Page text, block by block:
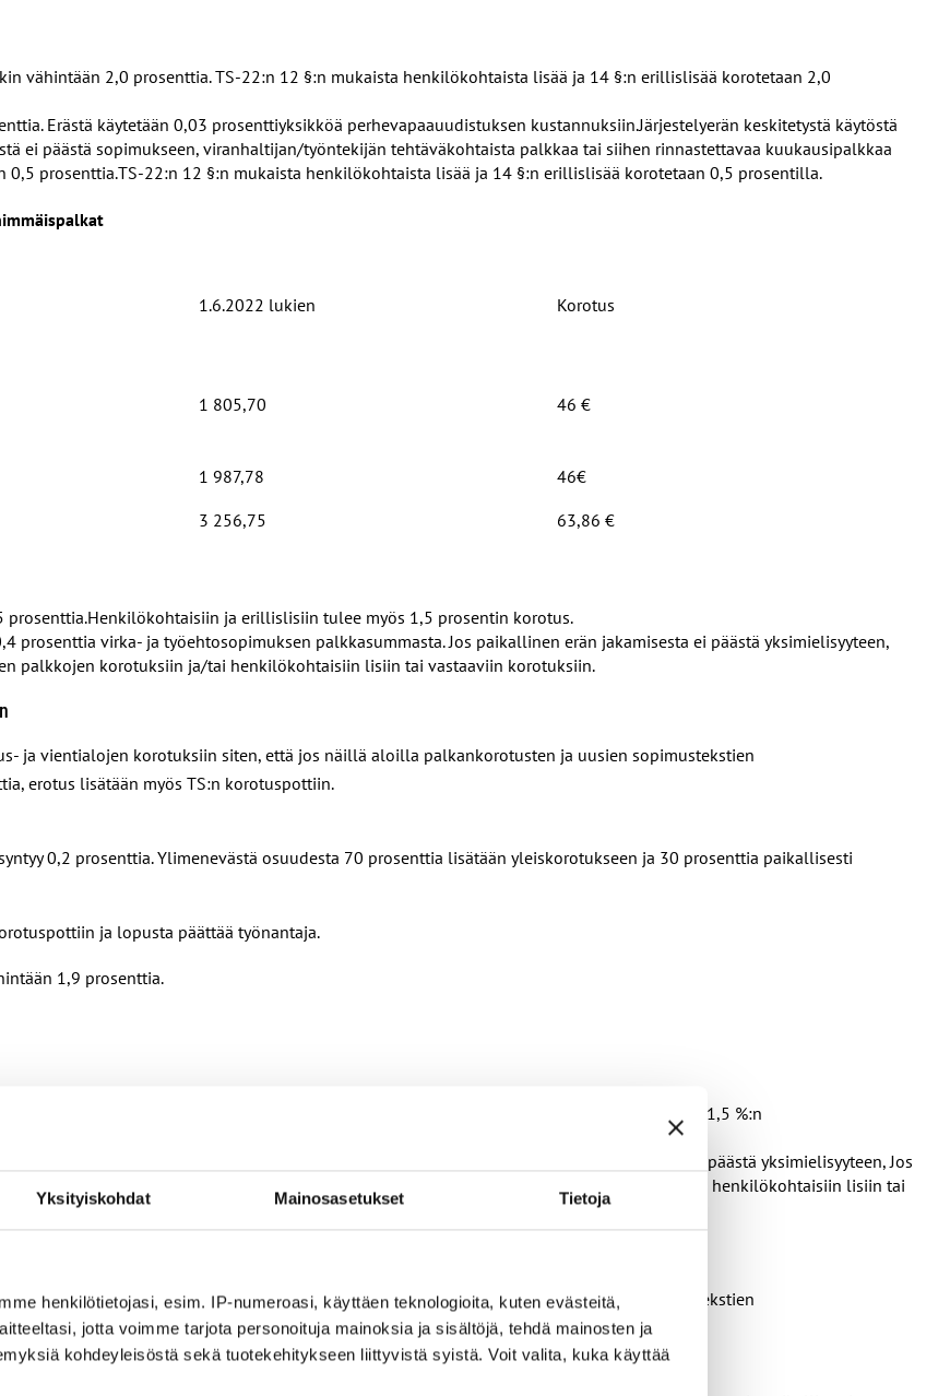
Yksityiskohdat Mainosasetukset Tietoja
henkilötietojasi, esim. IP-numeroasi, käyttäen teknologioita, kuten evästeitä,
jotta voimme tarjota personoituja mainoksia ja sisältöjä, tehdä mainosten ja
kohdeyleisöstä sekä tuotekehitykseen liittyvistä syistä. Voit valita, kuka käyttää
vähintään 2,0 prosenttia. TS-22:n 12 §:n mukaista henkilökohtaista lisää ja 14 §:n erillislisää korotetaan 2,0
Erästä käytetään 0,03 prosenttiyksikköä perhevapaauudistuksen kustannuksiin.Järjestelyerän keskitetystä käytöstä
ei päästä sopimukseen, viranhaltijan/työntekijän tehtäväkohtaista palkkaa tai siihen rinnastettavaa kuukausipalkkaa
0,5 prosenttia.TS-22:n 12 §:n mukaista henkilökohtaista lisää ja 14 §:n erillislisää korotetaan 0,5 prosentilla.
1.6.2022 lukien Korotus
1 805,70 46 €
1 987,78
46€
3 256,75 63,86 €
prosenttia.Henkilökohtaisiin ja erillislisiin tulee myös 1,5 prosentin korotus.
prosenttia virka- ja työehtosopimuksen palkkasummasta. Jos paikallinen erän jakamisesta ei päästä yksimielisyyteen,
palkkojen korotuksiin ja/tai henkilökohtaisiin lisiin tai vastaaviin korotuksiin.
ja vientialojen korotuksiin siten, että jos näillä aloilla palkankorotusten ja uusien sopimustekstien
erotus lisätään myös TS:n korotuspottiin.
0,2 prosenttia. Ylimenevästä osuudesta 70 prosenttia lisätään yleiskorotukseen ja 30 prosenttia paikallisesti
ja lopusta päättää työnantaja.
1,9 prosenttia.
työntekijän tehtäväkohtaista palkkaa tai siihen rinnastettavaa kuukausipalkkaa korotetaan 1,5 %:n
erillislisää korotetaan yleiskorotuksen mukaisesti.
prosenttia virka- ja työehtosopimuksen palkkasummasta.Jos paikallinen erän jakamisesta ei päästä yksimielisyyteen, Jos
päättää paikallisen järjestelyerän käytöstä tehtäväkohtaisten palkkojen korotuksiin ja/tai henkilökohtaisiin lisiin tai
ja vientialojen korotuksiin siten, että jos näillä aloilla palkankorotusten ja uusien sopimustekstien
erotus lisätään myös TS:n korotuspottiin.